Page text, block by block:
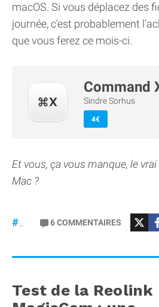
macOS. Si vous déplacez des
journée, c'est probablement
que vous ferez ce mois-ci.
Command
Sindre Sorhus
4€
Et vous, ça vous manque, le
Mac ?
#macOS 6COMMENTAIRES
Test de la Reolink